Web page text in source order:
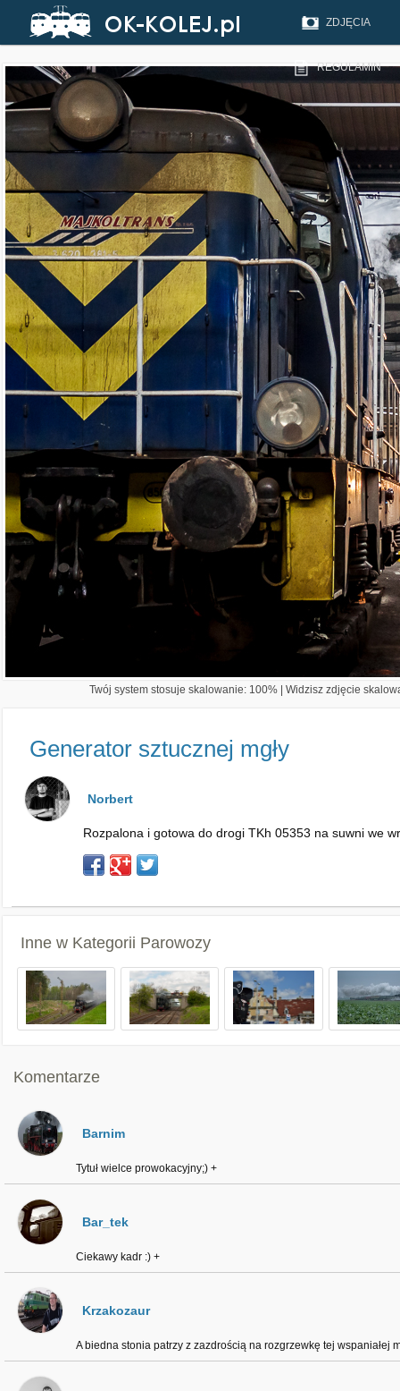
ZDJĘCIA
REGULAMIN
Twój system stosuje skalowanie: 100% | Widzisz zdjęcie
Generator sztucznej mgły
Norbert
Rozpalona i gotowa do drogi TKh 05353 na suwni we
Inne w Kategorii Parowozy
Komentarze
Barnim
Tytuł wielce prowokacyjny;) +
Bar_tek
Ciekawy kadr :) +
Krzakozaur
A biedna stonia patrzy z zazdrością na rozgrzewkę tej wspaniałej